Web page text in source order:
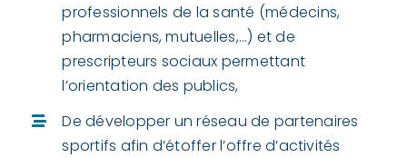
professionnels de la santé (médecins,
pharmaciens, mutuelles,…) et de
prescripteurs sociaux permettant
l’orientation des publics,
De développer un réseau de partenaires
sportifs afin d’étoffer l’offre d’activités